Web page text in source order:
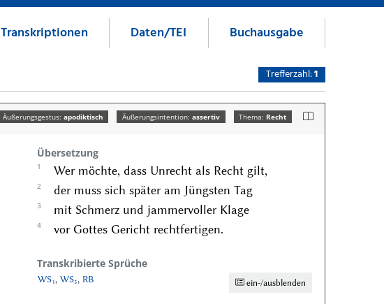
Transkriptionen Daten/TEI Buchausgabe
Trefferzahl:1
Äußerungsgestus: apodiktisch Äußerungsintention:assertiv Thema: Recht
Übersetzung
1 Wer möchte, dass Unrecht als Recht gilt,
2 der muss sich später am Jüngsten Tag
3 mit Schmerz und jammervoller Klage
4 vor Gottes Gericht rechtfertigen.
Transkribierte Sprüche
ein-/ausblenden
WS₁, WS₅, RB